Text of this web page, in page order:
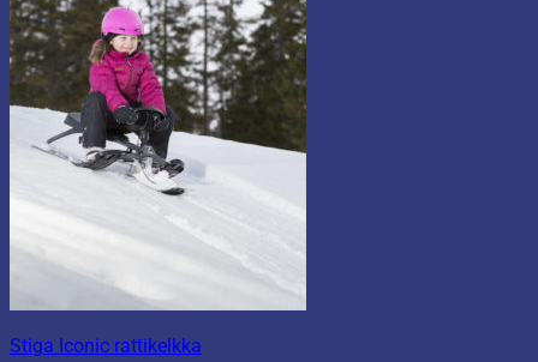
Stiga Iconic rattikelkka